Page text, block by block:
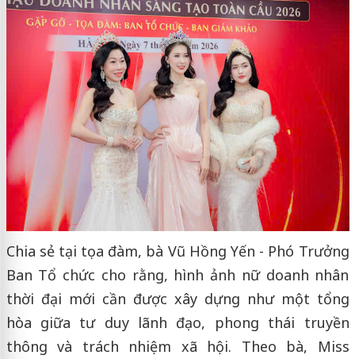
Chia sẻ tại tọa đàm, bà Vũ Hồng Yến - Phó Trưởng
Ban Tổ chức cho rằng, hình ảnh nữ doanh nhân
thời đại mới cần được xây dựng như một tổng
hòa giữa tư duy lãnh đạo, phong thái truyền
thông và trách nhiệm xã hội. Theo bà, Miss